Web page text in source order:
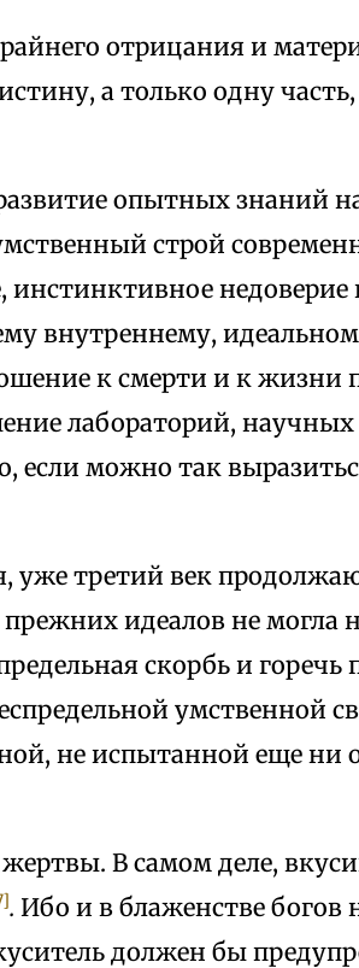
отрицания и
а только одну
опытных знаний
строй
недоверие
внутреннему,
к смерти и к жизни
лабораторий,
если можно так
уже третий век
идеалов не могла
скорбь и
умственной
не испытанной еще
В самом деле,
. Ибо и в блаженстве богов
должен бы